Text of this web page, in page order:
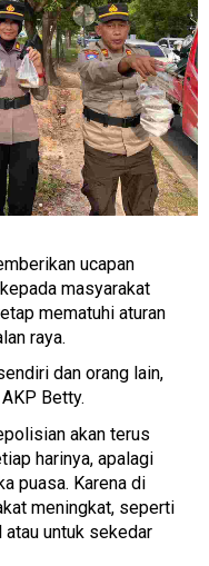
ucapan
masyarakat
mematuhi aturan
raya.
dan orang lain,
Betty.
akan terus
harinya, apalagi
puasa. Karena di
meningkat, seperti
untuk sekedar